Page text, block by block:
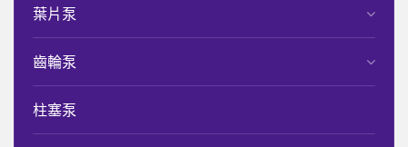
葉片泵
齒輪泵
柱塞泵